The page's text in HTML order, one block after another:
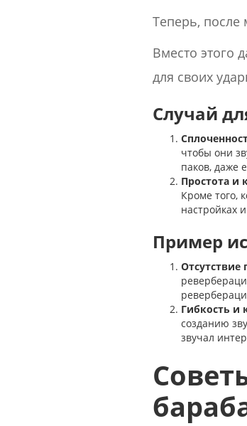
Теперь, после
Вместо этого
для своих
Случай
чтобы они
паков, даже
Простота и
Кроме того,
настройках
Пример
Гибкость и
созданию
звучал